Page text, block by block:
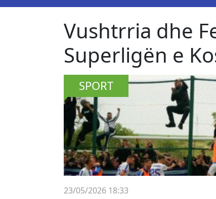
Vushtrria dhe
Superligën e
SPORT
23/05/2026 18:33